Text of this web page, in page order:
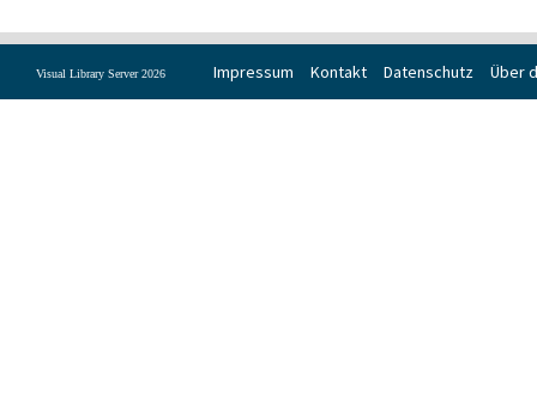
Impressum Kontakt Datenschutz Über
Visual Library Server 2026